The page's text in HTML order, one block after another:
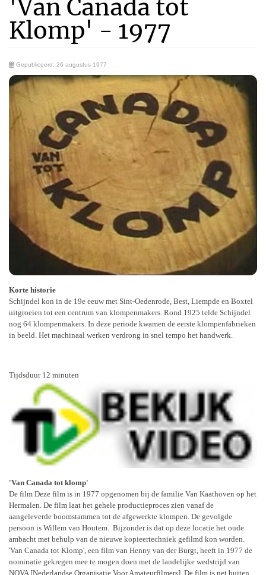
'Van Canada tot
Klomp' - 1977
Gepubliceerd: 26 augustus 1977
Korte historie
Schijndel kon in de 19e eeuw met Sint-Oedenrode, Best, Liempde en Boxtel
uitgroeien tot een centrum van klompenmakers. Rond 1925 telde Schijndel
nog 64 klompenmakers. In deze periode kwamen de eerste klompenfabrieken
in beeld. Het machinaal werken verdrong in snel tempo het handwerk.
Tijdsduur 12 minuten
'Van Canada tot klomp'
De film Deze film is in 1977 opgenomen bij de familie Van Kaathoven op het
Hermalen. De film laat het gehele productieproces zien vanaf de
aangeleverde boomstammen tot de afgewerkte klompen. De gevolgde
persoon is Willem van Houtem. Bijzonder is dat op deze locatie het oude
ambacht met behulp van de nieuwe kopieertechniek gefilmd kon worden.
'Van Canada tot Klomp', een film van Henny van der Burgt, heeft in 1977 de
nominatie gekregen mee te mogen doen met de landelijke wedstrijd van
NOVA [Nederlandse Organisatie Voor Amateurfilmers]. De film is net buiten